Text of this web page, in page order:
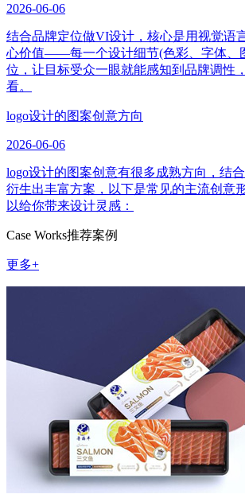
2026-06-06
结合品牌定位做VI设计，核心是用视觉语
心价值——每一个设计细节(色彩、字体、
位，让目标受众一眼就能感知到品牌调性
看。
logo设计的图案创意方向
2026-06-06
logo设计的图案创意有很多成熟方向，结
衍生出丰富方案，以下是常见的主流创意
以给你带来设计灵感：
Case Works推荐案例
更多+